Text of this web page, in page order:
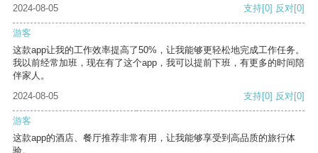
2024-08-05 支持[0] 反对[0]
游客
这款app让我的工作效率提高了50%，让我能够更轻松地完成工作任务。
我以前经常加班，现在有了这个app，我可以提前下班，有更多的时间陪
伴家人。
2024-08-05
支持[0] 反对[0]
游客
这款app的酒店、餐厅推荐非常有用，让我能够享受到高品质的旅行体
验。